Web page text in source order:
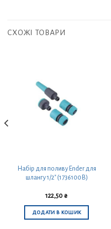
СХОЖІ ТОВАРИ
Набір для поливу Ender для
шлангу 1/2″ (1736100В)
122,50 ₴
ДОДАТИ В КОШИК